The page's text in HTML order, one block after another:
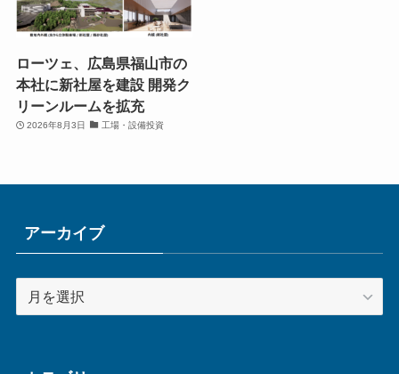
ローツェ、広島県福山市の
本社に新社屋を建設 開発ク
リーンルームを拡充
2026年8月3日 工場・設備投資
アーカイブ
ー